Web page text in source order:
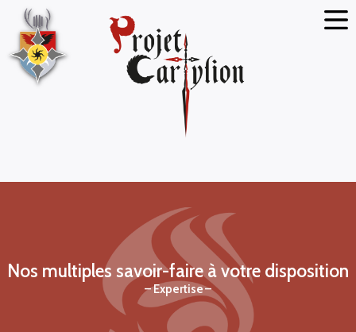
Nos multiples savoir-faire à votre disposition
Expertise